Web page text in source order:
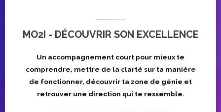
MO2I - DÉCOUVRIR SON EXCELLENCE
Un accompagnement court pour mieux te
comprendre, mettre de la clarté sur ta manière
de fonctionner, découvrir ta zone de génie et
retrouver une direction qui te ressemble.